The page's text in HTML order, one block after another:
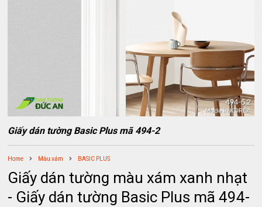
Giấy dán tường Basic Plus mã 494-2
Home Màu xám BASIC PLUS
Giấy dán tường màu xám xanh nhạt
- Giấy dán tường Basic Plus mã 494-